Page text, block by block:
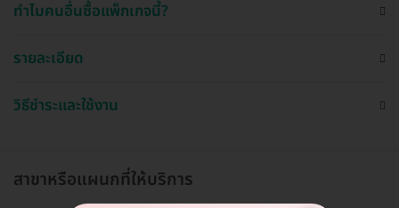
ทำไมคนอื่นซื้อแพ็กเกจนี้?
รายละเอียด
วิธีชำระและใช้งาน
สาขาหรือแผนกที่ให้บริการ